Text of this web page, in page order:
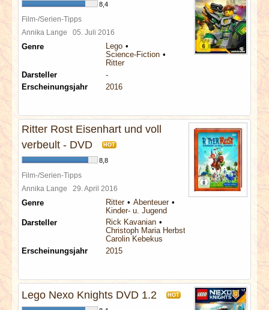
8,4
Film-/Serien-Tipps
Annika Lange 05. Juli 2016
Genre
Lego
Science-Fiction
Ritter
Darsteller
-
Erscheinungsjahr
2016
Ritter Rost Eisenhart und voll
verbeult - DVD
HOT
8,8
Film-/Serien-Tipps
Annika Lange 29. April 2016
Genre Ritter
Abenteuer
Kinder- u. Jugend
Darsteller
Rick Kavanian
Christoph Maria Herbst
Carolin Kebekus
Erscheinungsjahr
2015
Lego Nexo Knights DVD 1.2 HOT